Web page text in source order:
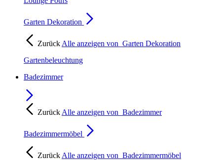
Garten Dekoration
Zurück Alle anzeigen von Garten Dekoration
Gartenbeleuchtung
Badezimmer
Zurück Alle anzeigen von Badezimmer
Badezimmermöbel
Zurück Alle anzeigen von Badezimmermöbel